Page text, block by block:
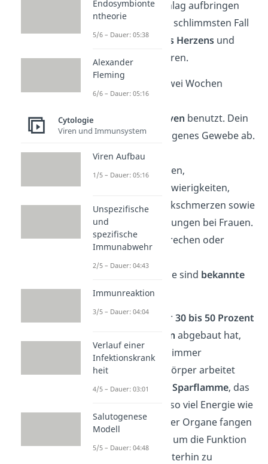
für deinen Herzschlag aufbringen
muss. Das kann im schlimmsten Fall
zum Aussetzen des Herzens und
somit zum
führen.
Nach den ersten zwei Wochen
werden
deine
Eiweißreserven benutzt. Dein
Körper baut sein eigenes Gewebe ab.
Mögliche Folgen
sind Schlafstörungen,
Konzentrationsschwierigkeiten,
Muskel- und Gelenkschmerzen sowie
Menstruationsstörungen bei Frauen.
Auch Übelkeit, Erbrechen oder
Bauchspeicheldrüse sind bekannte
Folgen.
Sobald dein Körper30 bis 50 Prozent
Eiweißreserven abgebaut hat,
werden die Folgen immer
drastischer. Dein Körper arbeitet
dann nur noch aufSparflamme, das
bedeutet, er spart so viel Energie wie
möglich. Viele deiner Organe fangen
, um die Funktion
deines Gehirns weiterhin zu
Endosymbionte
ntheorie
5/6 – Dauer: 05:38
Alexander
Fleming
6/6 – Dauer: 05:16
Cytologie
Viren und Immunsystem
Viren Aufbau
1/5 – Dauer: 05:16
Unspezifische
und
spezifische
Immunabwehr
2/5 – Dauer: 04:43
Immunreaktion
3/5 – Dauer: 04:04
Verlauf einer
Infektionskrank
heit
4/5 – Dauer: 03:01
Salutogenese
Modell
5/5 – Dauer: 04:48